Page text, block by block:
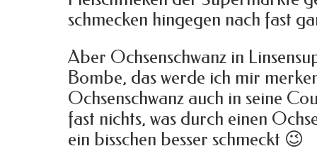
schmecken hingegen nach fast
Aber Ochsenschwanz in
Bombe, das werde ich mir
Ochsenschwanz auch in seine
fast nichts, was durch einen
ein bisschen besser schmeckt 😉